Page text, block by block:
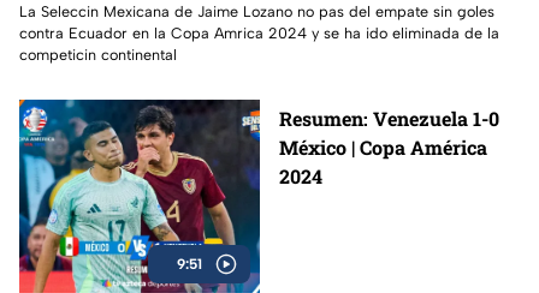
La Seleccin Mexicana de Jaime Lozano no pas del empate sin goles
contra Ecuador en la Copa Amrica 2024 y se ha ido eliminada de la
competicin continental
9:51
Resumen: Venezuela 1-0
México | Copa América
2024